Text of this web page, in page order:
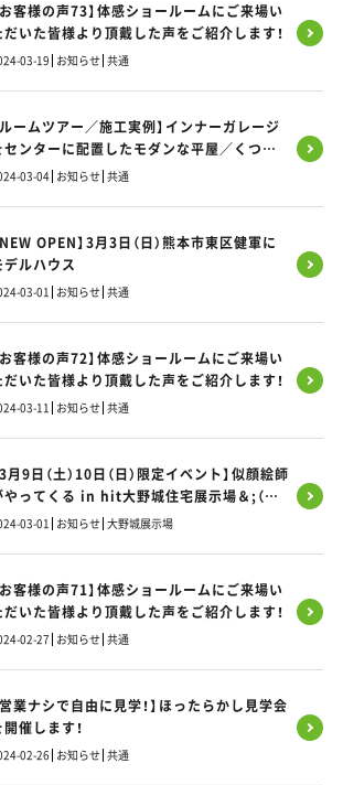
お客様の声73】体感ショールームにご来場い
だいた皆様より頂戴した声をご紹介します！
03-19 お知らせ 共通
ルームツアー／施工実例】インナーガレージ
センターに配置したモダンな平屋／くつろ
のリビングから愛車を愛でる理想のLDK
03-04 お知らせ 共通
NEW OPEN】3月3日（日）熊本市東区健軍に
デルハウス
03-01 お知らせ 共通
お客様の声72】体感ショールームにご来場い
だいた皆様より頂戴した声をご紹介します！
03-11 お知らせ 共通
3月9日（土）10日（日）限定イベント】似顔絵師
やってくる in hit大野城住宅展示場＆;（ア
）03-01 お知らせ 大野城展示場
お客様の声71】体感ショールームにご来場い
だいた皆様より頂戴した声をご紹介します！
02-27 お知らせ 共通
営業ナシで自由に見学！】ほったらかし見学会
開催します！
02-26 お知らせ 共通